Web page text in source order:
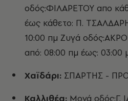
οδός:ΦΙΛΑΡΕΤΟΥ απο
έως κάθετο: Π.
10:00 πμ Ζυγά
από: 08:00 πμ έως: 03:00
Χαϊδάρι: ΣΠΑΡΤΗΣ -
Καλλιθέα: Μονά οδός:Γ.